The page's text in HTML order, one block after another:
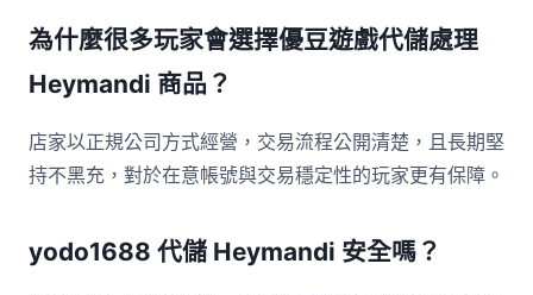
為什麼很多玩家會選擇優豆遊戲代儲處理
Heymandi 商品？
店家以正規公司方式經營，交易流程公開清楚，且長期堅
持不黑充，對於在意帳號與交易穩定性的玩家更有保障。
yodo1688 代儲 Heymandi 安全嗎？